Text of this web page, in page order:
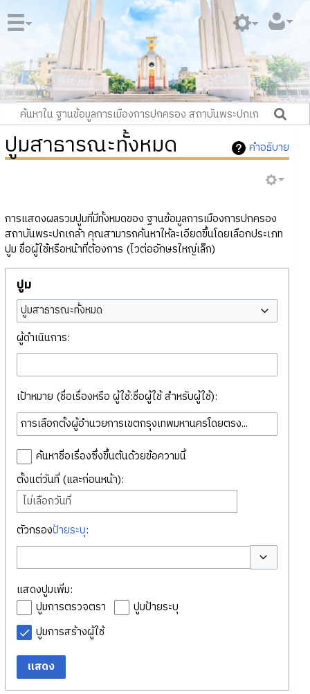
คำอธิบาย
ปูมสาธารณะทั้งหมด
การแสดงผลรวมปูมที่มีทั้งหมดของ ฐานข้อมูลการเมืองการปกครอง
สถาบันพระปกเกล้า คุณสามารถค้นหาให้ละเอียดขึ้นโดยเลือกประเภท
ปูม ชื่อผู้ใช้หรือหน้าที่ต้องการ (ไวต่ออักษรใหญ่เล็ก)
ปูม
ปูมสาธารณะทั้งหมด
ผู้ดำเนินการ:
เป้าหมาย (ชื่อเรื่องหรือ ผู้ใช้:ชื่อผู้ใช้ สำหรับผู้ใช้):
ค้นหาชื่อเรื่องซึ่งขึ้นต้นด้วยข้อความนี้
ตั้งแต่วันที่ (และก่อนหน้า):
ไม่เลือกวันที่
ตัวกรองป้ายระบุ:
สลับตัวเลือก
แสดงปูมเพิ่ม:
ปูมการตรวจตรา
ปูมป้ายระบุ
ปูมการสร้างผู้ใช้
แสดง